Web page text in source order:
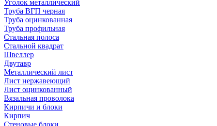
Уголок металлический
Труба ВГП черная
Труба оцинкованная
Труба профильная
Стальная полоса
Стальной квадрат
Швеллер
Двутавр
Металлический лист
Лист нержавеющий
Лист оцинкованный
Вязальная проволока
Кирпичи и блоки
Кирпич
Стеновые блоки